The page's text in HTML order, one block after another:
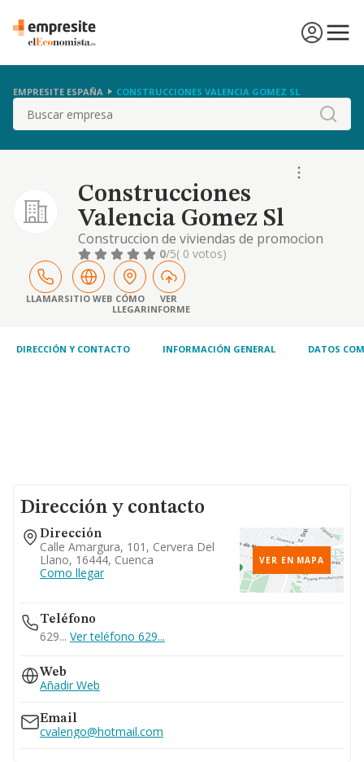
EMPRESITE ESPAÑA CONSTRUCCIONES VALENCIA GOMEZ SL
Buscar
Construcciones
Valencia Gomez Sl
Construccion de viviendas de promocion
publica.
0/5( 0 votos)
LLAMARSITIO WEB CÓMO
LLEGAR
VER
INFORME
DIRECCIÓN Y CONTACTO INFORMACIÓN GENERAL DATOS
Dirección y contacto
Dirección
Calle Amargura, 101, Cervera Del
Llano, 16444, Cuenca
Como llegar
VER EN MAPA
Teléfono
629... Ver teléfono 629...
Web
Añadir Web
Email
cvalengo@hotmail.com